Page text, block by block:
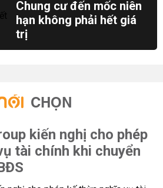
Chung cư đến mốc niên
hạn không phải hết giá
trị
CHỌN
kiến nghị cho phép
tài chính khi chuyển